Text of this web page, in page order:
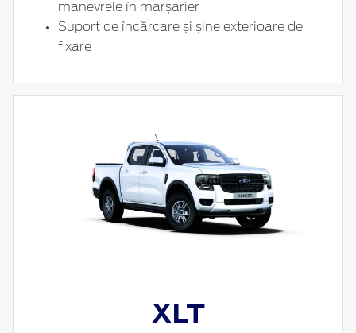
manevrele în marșarier
Suport de încărcare și șine exterioare de
fixare
XLT